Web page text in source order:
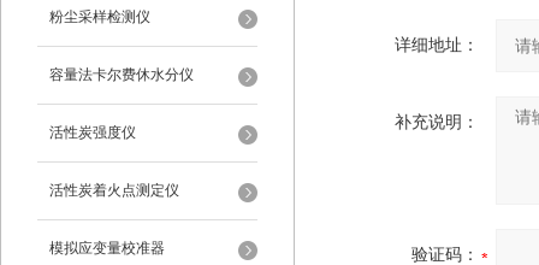
粉尘采样检测仪
容量法卡尔费休水分仪
活性炭强度仪
活性炭着火点测定仪
模拟应变量校准器
详细地址：
补充说明：
验证码：